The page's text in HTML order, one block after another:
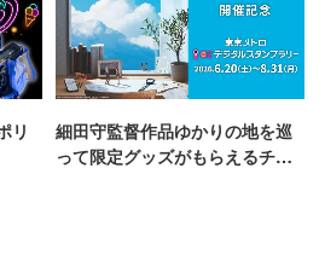
リ
細田守監督作品ゆかりの地を巡
って限定グッズがもらえるチャ